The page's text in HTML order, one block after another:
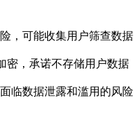
，可能收集用户筛查数据
密，承诺不存储用户数据
临数据泄露和滥用的风险